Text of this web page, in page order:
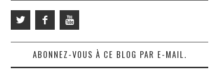
ABONNEZ-VOUS À CE BLOG PAR E-MAIL.